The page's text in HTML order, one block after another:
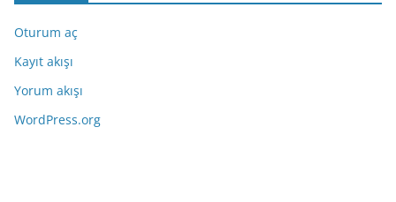
Oturum aç
Kayıt akışı
Yorum akışı
WordPress.org